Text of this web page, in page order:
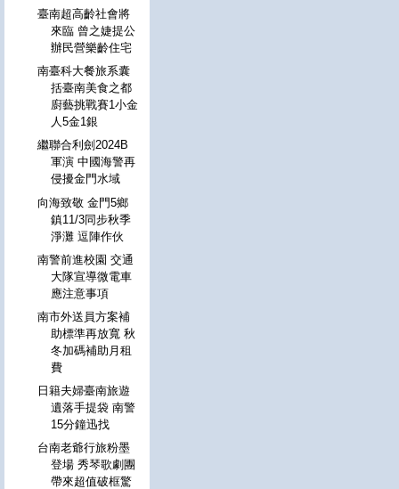
臺南超高齡社會將
來臨 曾之婕提公
辦民營樂齡住宅
南臺科大餐旅系囊
括臺南美食之都
廚藝挑戰賽1小金
人5金1銀
繼聯合利劍2024B
軍演 中國海警再
侵擾金門水域
向海致敬 金門5鄉
鎮11/3同步秋季
淨灘 逗陣作伙
南警前進校園 交通
大隊宣導微電車
應注意事項
南市外送員方案補
助標準再放寬 秋
冬加碼補助月租
費
日籍夫婦臺南旅遊
遺落手提袋 南警
15分鐘迅找
台南老爺行旅粉墨
登場 秀琴歌劇團
帶來超值破框驚